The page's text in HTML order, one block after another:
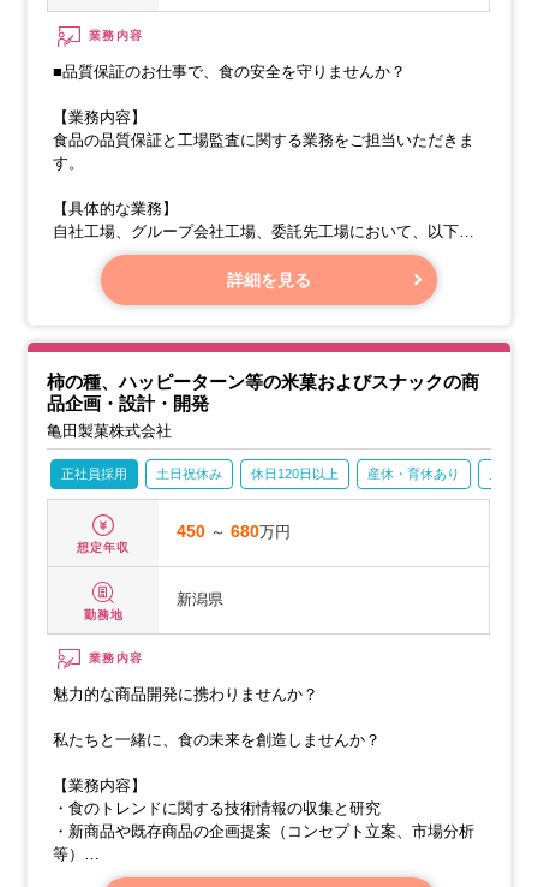
業務内容
■品質保証のお仕事で、食の安全を守りませんか？
【業務内容】
食品の品質保証と工場監査に関する業務をご担当いただきま
す。
【具体的な業務】
自社工場、グループ会社工場、委託先工場において、以下の
業務をお願いいたします。
・自社の基準に基づいた工場監査と衛生面でのご指導
詳細を見る
柿の種、ハッピーターン等の米菓およびスナックの商
品企画・設計・開発
亀田製菓株式会社
正社員採用 土日祝休み 休日120日以上 産休・育休あり
想定年収
450 ～680万円
勤務地
新潟県
業務内容
魅力的な商品開発に携わりませんか？
私たちと一緒に、食の未来を創造しませんか？
【業務内容】
・食のトレンドに関する技術情報の収集と研究
・新商品や既存商品の企画提案（コンセプト立案、市場分析
等）
・目標品質のモデル化と量産化に向けた取り組み（技術条件